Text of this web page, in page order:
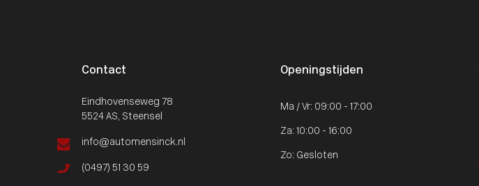
Contact
Eindhovenseweg 78
5524 AS, Steensel
info@automensinck.nl
(0497) 51 30 59
Openingstijden
Ma / Vr: 09:00 - 17:00
Za: 10:00 - 16:00
Zo: Gesloten